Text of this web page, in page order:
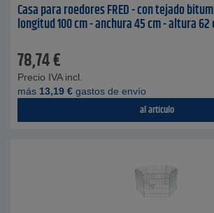
Casa para roedores FRED - con tejado
longitud 100 cm - anchura 45 cm - altura 62
78,74€
Precio IVA incl.
más 13,19 € gastos de envío
al artículo